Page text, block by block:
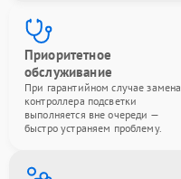
Приоритетное
обслуживание
При гарантийном случае замена
контроллера подсветки
выполняется вне очереди —
быстро устраняем проблему.